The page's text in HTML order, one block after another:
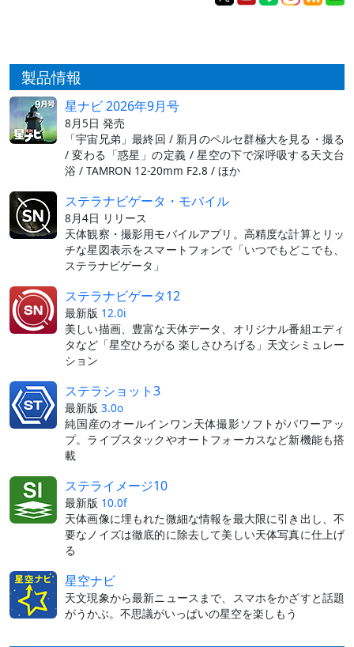
製品情報
星ナビ 2026年9月号
8月5日 発売
「宇宙兄弟」最終回 / 新月のペルセ群極大を見る・撮る
/ 変わる「惑星」の定義 / 星空の下で深呼吸する天文台
浴 / TAMRON 12-20mm F2.8 / ほか
ステラナビゲータ・モバイル
8月4日 リリース
天体観察・撮影用モバイルアプリ。高精度な計算とリッ
チな星図表示をスマートフォンで「いつでもどこでも、
ステラナビゲータ」
ステラナビゲータ12
最新版 12.0i
美しい描画、豊富な天体データ、オリジナル番組エディ
タなど「星空ひろがる 楽しさひろげる」天文シミュレー
ション
ステラショット3
最新版 3.0o
純国産のオールインワン天体撮影ソフトがパワーアッ
プ。ライブスタックやオートフォーカスなど新機能も搭
載
ステライメージ10
最新版 10.0f
天体画像に埋もれた微細な情報を最大限に引き出し、不
要なノイズは徹底的に除去して美しい天体写真に仕上げ
る
星空ナビ
天文現象から最新ニュースまで、スマホをかざすと話題
がうかぶ。不思議がいっぱいの星空を楽しもう